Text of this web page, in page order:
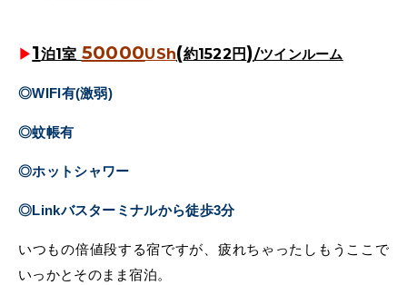
▶︎1泊1室 50000USh(約1522 円)/ツインルーム
◎WIFI有(激弱)
◎蚊帳有
◎ホットシャワー
◎Linkバスターミナルから徒歩3分
いつもの倍値段する宿ですが、疲れちゃったしもうここで
いっかとそのまま宿泊。